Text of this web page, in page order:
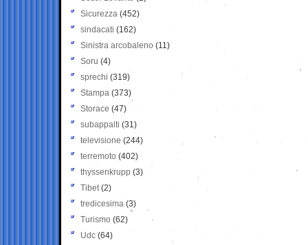
Sicurezza (452)
sindacati (162)
Sinistra arcobaleno (11)
Soru (4)
sprechi (319)
Stampa (373)
Storace (47)
subappalti (31)
televisione(244)
terremoto (402)
thyssenkrupp (3)
Tibet(2)
tredicesima (3)
Turismo (62)
Udc (64)